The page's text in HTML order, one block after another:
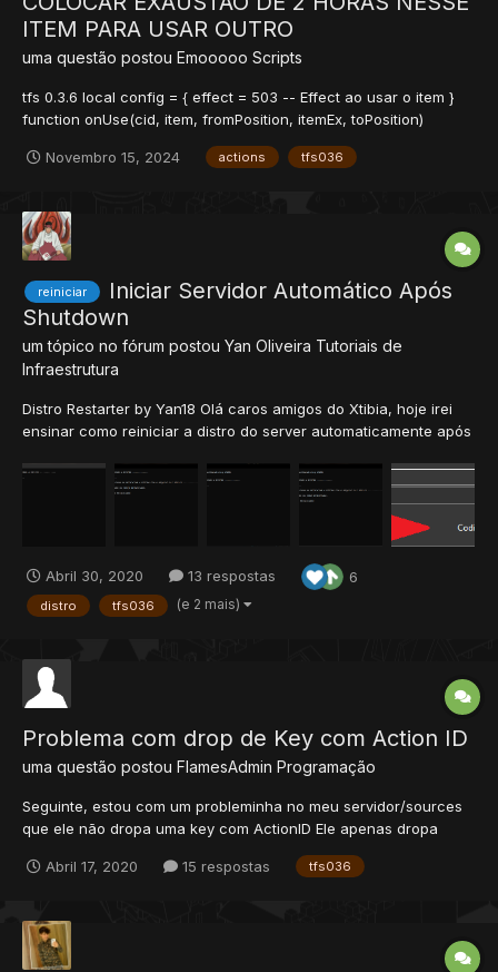
ITEM PARA USAR OUTRO
uma questão postou Emooooo Scripts
tfs 0.3.6 local config = { effect = 503 -- Effect ao usar o item }
function onUse(cid, item, fromPosition, itemEx, toPosition)
doRemoveItem(item.uid) doCreatureSay(cid, "...
Novembro 15, 2024 actions tfs036
reiniciar
Iniciar Servidor Automático Após
Shutdown
um tópico no fórum postou Yan Oliveira Tutoriais de
Infraestrutura
Distro Restarter by Yan18 Olá caros amigos do Xtibia, hoje irei
ensinar como reiniciar a distro do server automaticamente após
esse tutorial após ver muitos pedidos sobre isso, não sei se já
existe algum tutorial sobre isso aqui...
Abril 30, 2020 13 respostas 6
distro tfs036 (e 2 mais)
Problema com drop de Key com Action ID
uma questão postou FlamesAdmin Programação
Seguinte, estou com um probleminha no meu servidor/sources
que ele não dropa uma key com ActionID Ele apenas dropa
ItemID: [2086]. Se alguém tiver uma solução e puder ajudar
Abril 17, 2020 15 respostas tfs036